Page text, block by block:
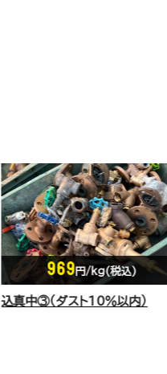
--円/kg(税込)
込真中⑤（ダスト30%以内）ビニ